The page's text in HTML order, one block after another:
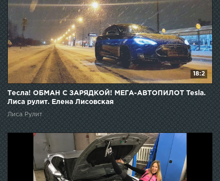
18:2
Тесла! ОБМАН С ЗАРЯДКОЙ! МЕГА-АВТОПИЛОТ Tesla.
Лиса рулит. Елена Лисовская
Лиса Рулит